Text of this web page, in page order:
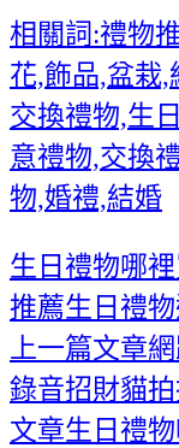
相關詞:禮物
花,飾品,盆栽
交換禮物,生
意禮物,交換
物,婚禮,結婚
生日禮物哪
推薦生日禮
文
章
上一篇文章
錄音招財貓
文章生日禮